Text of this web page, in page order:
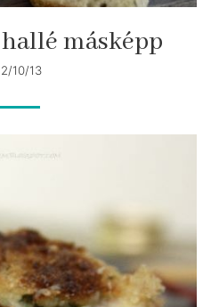
másképp
10/13